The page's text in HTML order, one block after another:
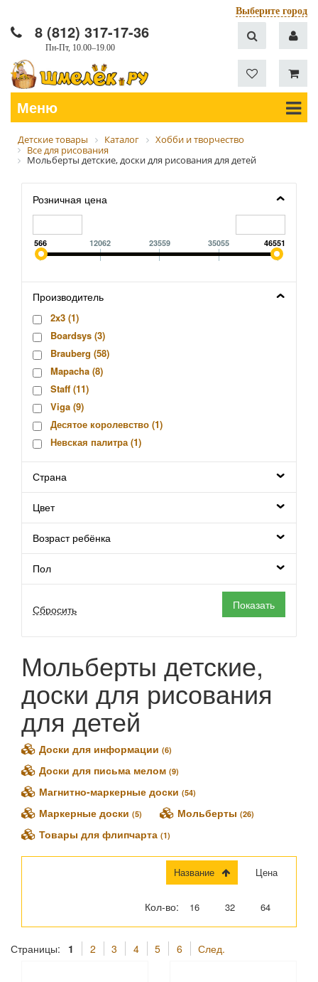
Выберите город
8 (812) 317-17-36
Пн-Пт, 10.00–19.00
Меню
Детские товары Каталог
Хобби и творчество
Все для рисования
Мольберты детские, доски для рисования для детей
Розничная цена
566 12062 23559 35055 46551
Производитель
2x3 (1)
Boardsys (3)
Brauberg (58)
Mapacha (8)
Staff (11)
Viga (9)
Десятое королевство (1)
Невская палитра (1)
Ника (12)
Офисмаг (
Пифагор (3)
Полесье (
Страна
Цвет
Возраст ребёнка
Пол
Мольберты детские,
доски для рисования
для детей
Доски для информации (6)
Доски для письма мелом (9)
Магнитно-маркерные доски (54)
Маркерные доски (5) Мольберты (26)
Товары для флипчарта (1)
Название Цена
Кол-во: 16 32 64
Страницы: 1 2 3 4 5 6 След.